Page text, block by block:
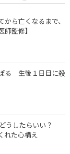
ら亡くなるまで、
監修】
る 生後１日目に殺
うしたらいい？
れた心構え